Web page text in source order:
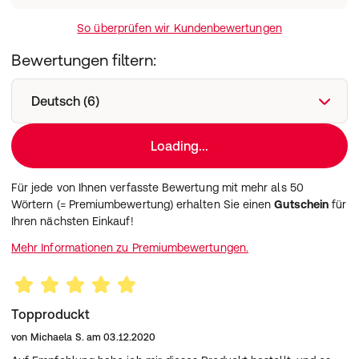
So überprüfen wir Kundenbewertungen
Bewertungen filtern:
Deutsch (6)
Loading...
Für jede von Ihnen verfasste Bewertung mit mehr als 50
Wörtern (= Premiumbewertung) erhalten Sie einenGutschein für
Ihren nächsten Einkauf!
Mehr Informationen zu Premiumbewertungen.
Topproduckt
von Michaela S. am 03.12.2020